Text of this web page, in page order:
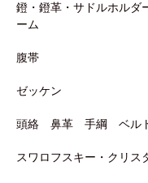
鐙・鐙革・サドルホルダ
ーム
腹帯
ゼッケン
頭絡 鼻革 手綱 ベル
スワロフスキー・クリス